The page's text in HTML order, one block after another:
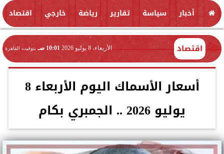
أخبار سياسة تقارير رياضة خارجي اقتصاد
اقتصاد الأربعاء، 8 يوليو 2026 10:01 صـ بتوقيت القاهرة
أسعار الأسماك اليوم الأربعاء 8
يوليو 2026 .. الجمبري بكام